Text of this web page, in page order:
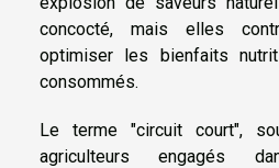
concocté, mais elles
optimiser les bienfaits
consommés.
Le terme "circuit court",
agriculteurs engagés